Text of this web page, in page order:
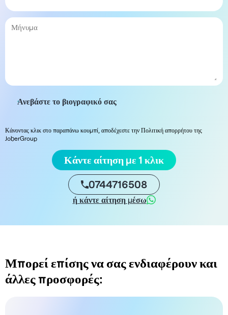
Ανεβάστε το βιογραφικό σας
Κάνοντας κλικ στο παραπάνω κουμπί, αποδέχεστε την Πολιτική απορρήτου της
JoberGroup
Κάντε αίτηση με 1 κλικ
0744716508
ή κάντε αίτηση μέσω
Μπορεί επίσης να σας ενδιαφέρουν και
άλλες προσφορές: